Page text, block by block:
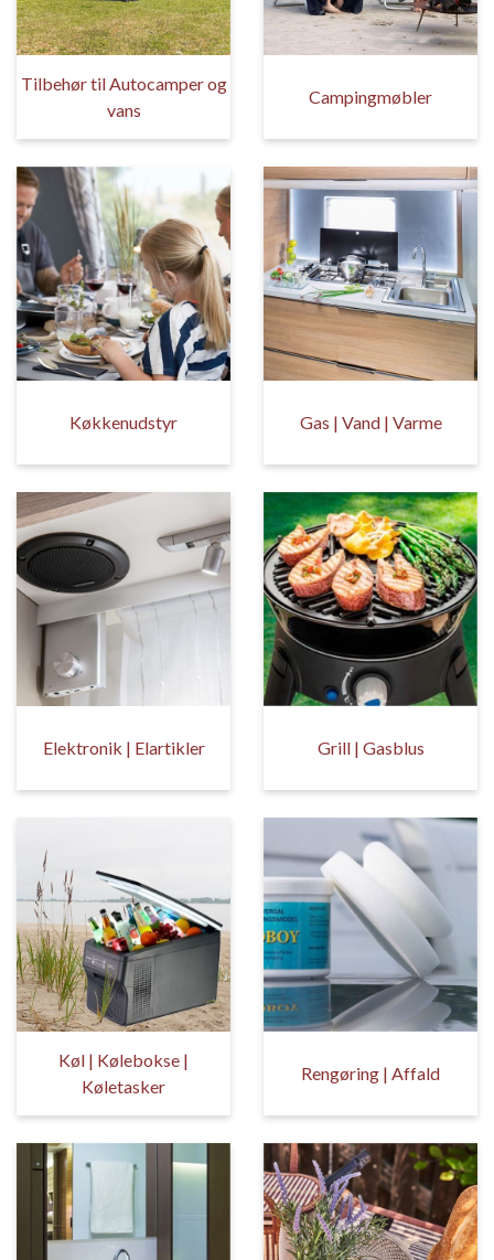
Tilbehør til Autocamper og
vans
Campingmøbler
Køkkenudstyr Gas | Vand | Varme
Elektronik | Elartikler Grill | Gasblus
Køl | Kølebokse |
Køletasker
Rengøring | Affald